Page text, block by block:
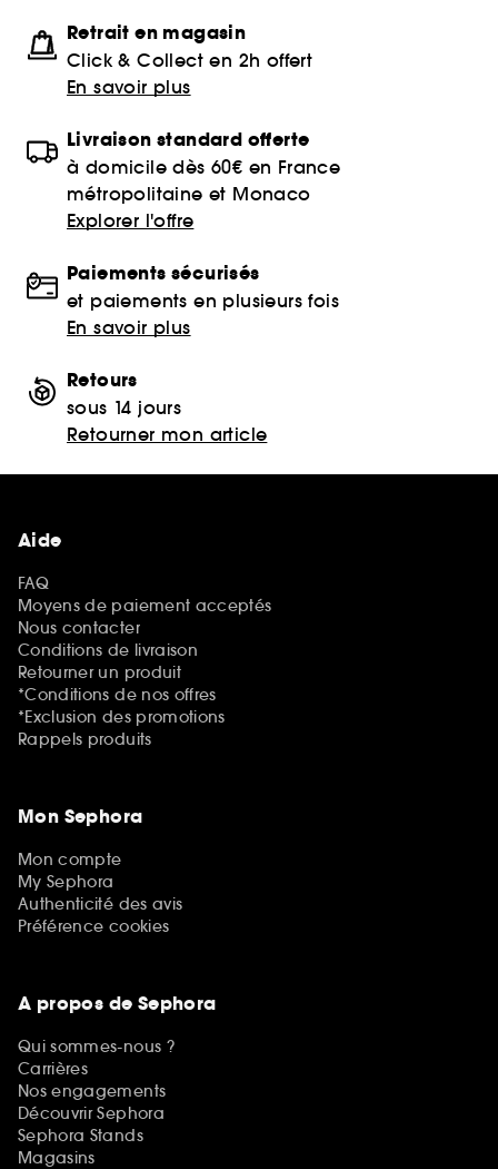
Retrait en magasin
Click & Collect en 2h offert
En savoir plus
Livraison standard offerte
à domicile dès 60€ en France
métropolitaine et Monaco
Explorer l'offre
Paiements sécurisés
et paiements en plusieurs fois
En savoir plus
Retours
sous 14 jours
Retourner mon article
Aide
FAQ
Moyens de paiement acceptés
Nous contacter
Conditions de livraison
Retourner un produit
*Conditions de nos offres
*Exclusion des promotions
Rappels produits
Mon Sephora
Mon compte
My Sephora
Authenticité des avis
Préférence cookies
A propos de Sephora
Qui sommes-nous ?
Carrières
Nos engagements
Découvrir Sephora
Sephora Stands
Magasins